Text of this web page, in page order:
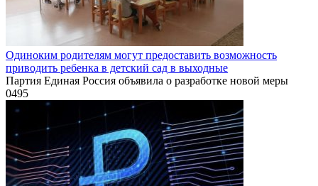
Одиноким родителям могут предоставить возможность
приводить ребенка в детский сад в выходные
Партия Единая Россия объявила о разработке новой меры
0495